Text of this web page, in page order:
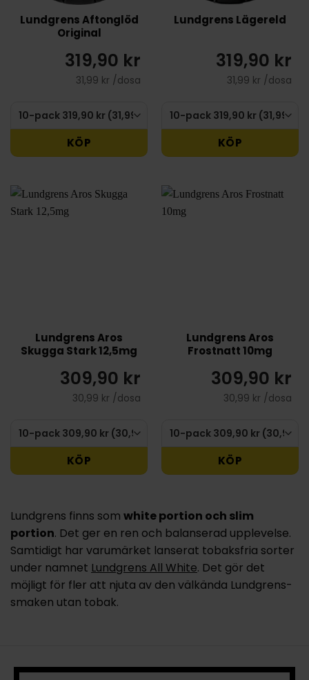
Lundgrens Aftonglöd
Original
319,90 kr
31,99 kr /dosa
KÖP
Lundgrens Lägereld
319,90 kr
31,99 kr /dosa
KÖP
Lundgrens Aros
Skugga Stark 12,5mg
309,90 kr
30,99 kr /dosa
KÖP
Lundgrens Aros
Frostnatt 10mg
309,90 kr
30,99 kr /dosa
KÖP
Lundgrens finns som white portion och slim
portion. Det ger en ren och balanserad upplevelse.
Samtidigt har varumärket lanserat tobaksfria sorter
under namnet Lundgrens All White. Det gör det
möjligt för fler att njuta av den välkända Lundgrens-
smaken utan tobak.